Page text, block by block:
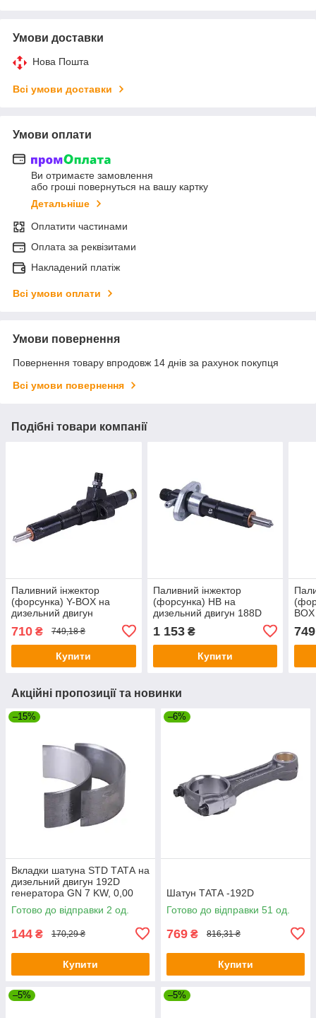
Умови доставки
Нова Пошта
Всі умови доставки
Умови оплати
Ви отримаєте замовлення
або гроші повернуться на вашу картку
Детальніше
Оплатити частинами
Оплата за реквізитами
Накладений платіж
Всі умови оплати
Умови повернення
Повернення товару впродовж 14 днів за рахунок покупця
Всі умови повернення
Подібні товари компанії
Паливний інжектор
(форсунка) Y-BOX на
дизельний двигун
710 ₴ 749,18 ₴
Купити
Паливний інжектор
(форсунка) HB на
дизельний двигун 188D
1 153₴
Купити
BOX
749
Акційні пропозиції та новинки
–15%
Вкладки шатуна STD ТАТА на
дизельний двигун 192D
генератора GN 7 KW, 0,00
мм, к-т: 2 шт.
Готово до відправки 2 од.
144 ₴ 170,29 ₴
Купити
–6%
Шатун ТАТА -192D
Готово до відправки 51 од.
769 ₴ 816,31 ₴
Купити
–5% –5%